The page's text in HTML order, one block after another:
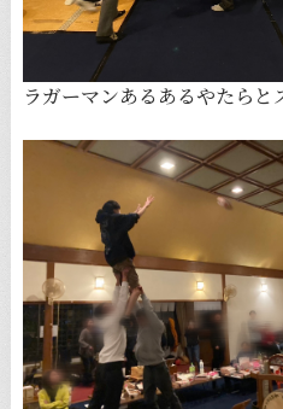
ラガーマンあるあるやたら